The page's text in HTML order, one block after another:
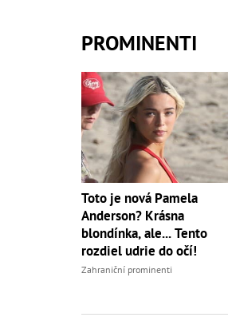
PROMINENTI
Toto je nová Pamela
Anderson? Krásna
blondínka, ale... Tento
rozdiel udrie do očí!
Zahraniční prominenti